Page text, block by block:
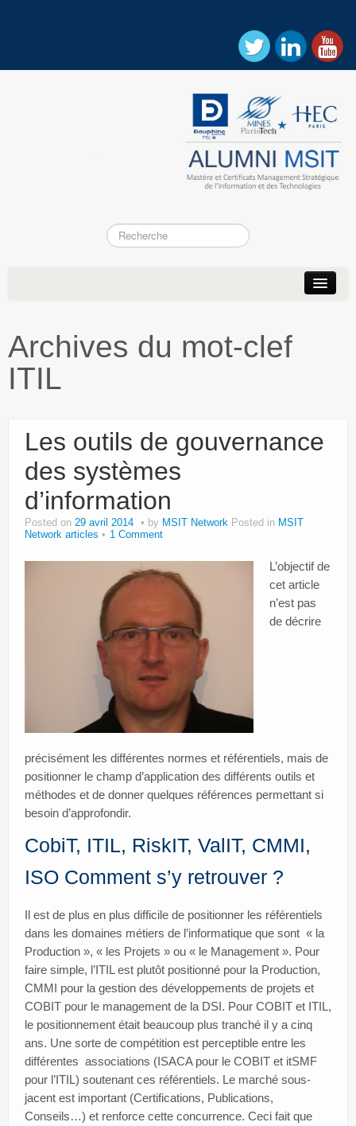
Association
Events
Dons
Services
Intranet
Archives du mot-clef
ITIL
Les outils de gouvernance
des systèmes
d’information
Posted on 29 avril 2014 by MSIT Network Posted in MSIT
Network articles
1 Comment
L’objectif de
cet article
n’est pas
de décrire
précisément les différentes normes et référentiels, mais de
positionner le champ d’application des différents outils et
méthodes et de donner quelques références permettant si
besoin d’approfondir.
CobiT, ITIL, RiskIT, ValIT, CMMI,
ISO Comment s’y retrouver ?
Il est de plus en plus difficile de positionner les référentiels
dans les domaines métiers de l’informatique que sont « la
Production », « les Projets » ou « le Management ». Pour
faire simple, l’ITIL est plutôt positionné pour la Production,
CMMI pour la gestion des développements de projets et
COBIT pour le management de la DSI. Pour COBIT et ITIL,
le positionnement était beaucoup plus tranché il y a cinq
ans. Une sorte de compétition est perceptible entre les
différentes associations (ISACA pour le COBIT et itSMF
pour l’ITIL) soutenant ces référentiels. Le marché sous-
jacent est important (Certifications, Publications,
Conseils…) et renforce cette concurrence. Ceci fait que